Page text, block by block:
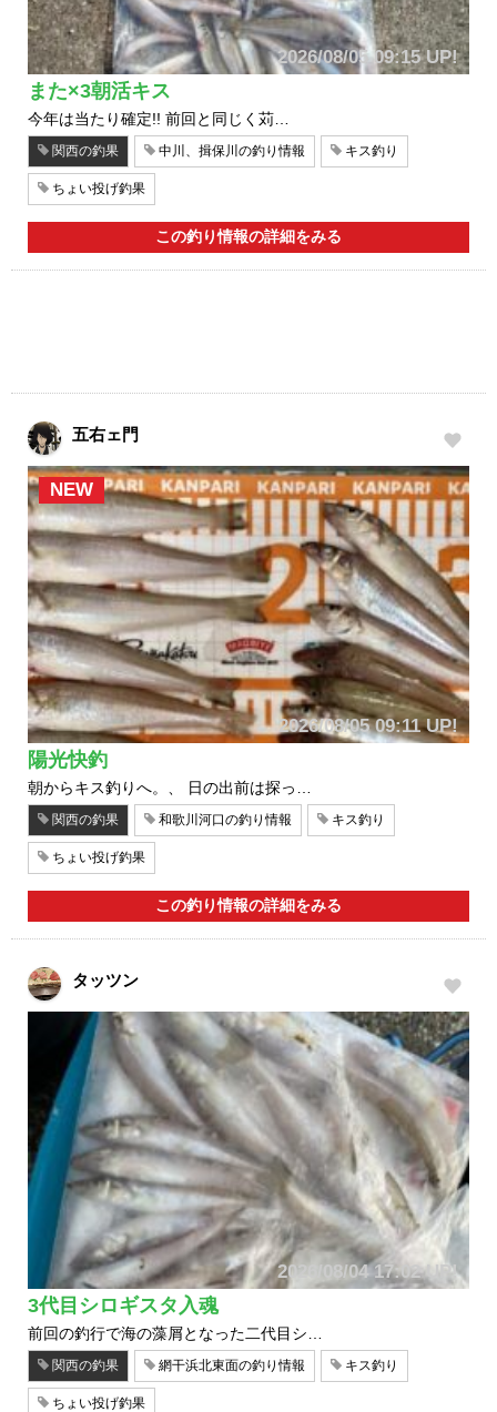
2026/08/05 09:15 UP!
また×3朝活キス
今年は当たり確定!! 前回と同じく苅…
関西の釣果 中川、揖保川の釣り情報 キス釣り
ちょい投げ釣果
この釣り情報の詳細をみる
五右ェ門
2026/08/05 09:11 UP!
NEW
陽光快釣
朝からキス釣りへ。、 日の出前は探っ…
関西の釣果 和歌川河口の釣り情報 キス釣り
ちょい投げ釣果
この釣り情報の詳細をみる
タッツン
2026/08/04 17:02 UP!
3代目シロギスタ入魂
前回の釣行で海の藻屑となった二代目シ…
関西の釣果 網干浜北東面の釣り情報 キス釣り
ちょい投げ釣果